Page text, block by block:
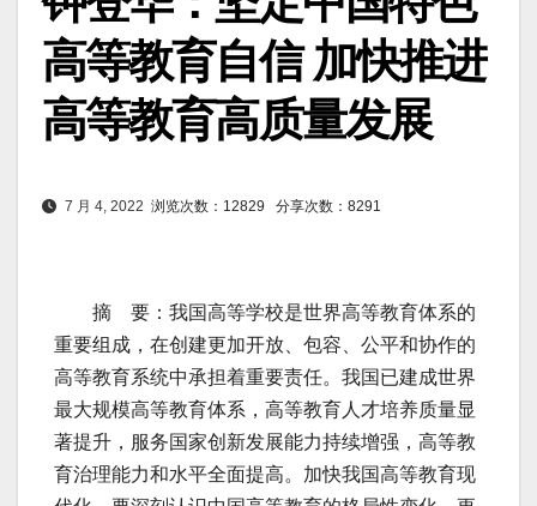
高等教育自信 加快推进
高等教育高质量发展
7 月 4, 2022 浏览次数：12829 分享次数：8291
摘 要：我国高等学校是世界高等教育体系的
重要组成，在创建更加开放、包容、公平和协作的
高等教育系统中承担着重要责任。我国已建成世界
最大规模高等教育体系，高等教育人才培养质量显
著提升，服务国家创新发展能力持续增强，高等教
育治理能力和水平全面提高。加快我国高等教育现